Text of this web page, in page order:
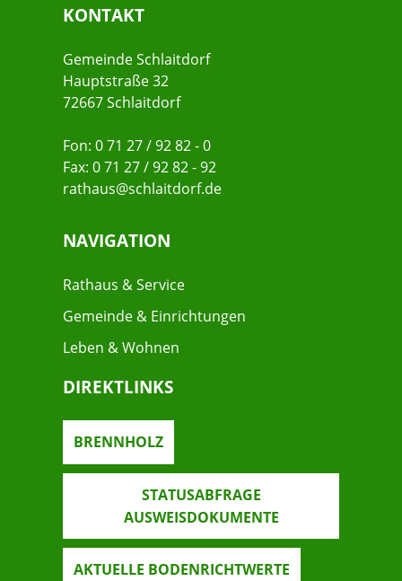
KONTAKT
Gemeinde Schlaitdorf
Hauptstraße 32
72667 Schlaitdorf
Fon: 0 71 27 / 92 82 - 0
Fax: 0 71 27 / 92 82 - 92
rathaus@schlaitdorf.de
NAVIGATION
Rathaus & Service
Gemeinde & Einrichtungen
Leben & Wohnen
DIREKTLINKS
BRENNHOLZ
STATUSABFRAGE
AUSWEISDOKUMENTE
AKTUELLE BODENRICHTWERTE